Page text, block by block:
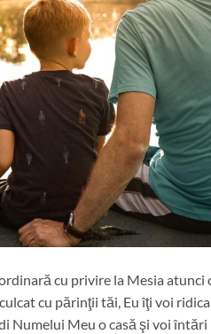
cu privire la Mesia
cu părinţii tăi, Eu îţi voi
Numelui Meu o casă şi voi întări